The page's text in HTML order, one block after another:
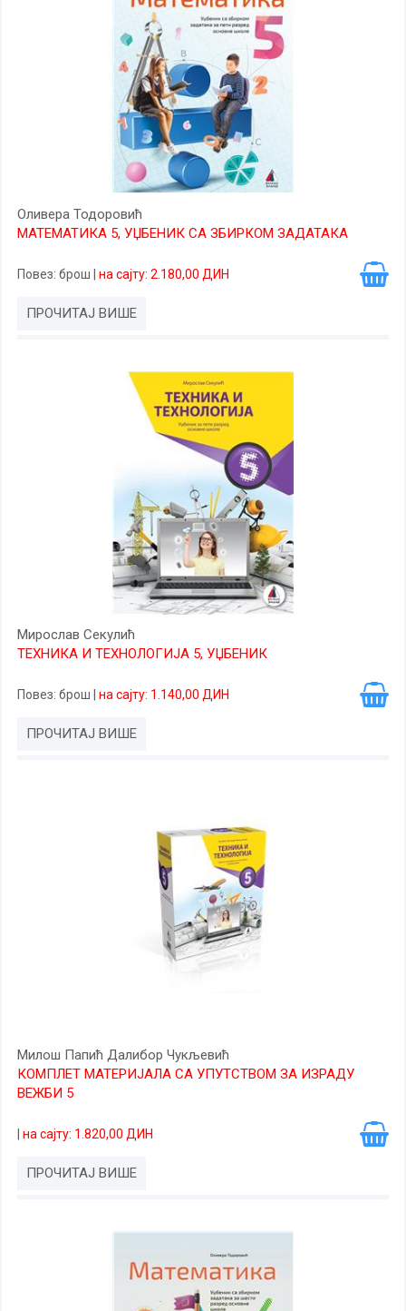
Оливера Тодоровић
МАТЕМАТИКА 5, УЏБЕНИК СА ЗБИРКОМ ЗАДАТАКА
Повез: брош на сајту: 2.180,00 ДИН
ПРОЧИТАЈ ВИШЕ
Мирослав Секулић
ТЕХНИКА И ТЕХНОЛОГИЈА 5, УЏБЕНИК
Повез: брош на сајту: 1.140,00 ДИН
ПРОЧИТАЈ ВИШЕ
Милош Папић Далибор Чукљевић
КОМПЛЕТ МАТЕРИЈАЛА СА УПУТСТВОМ ЗА ИЗРАДУ
ВЕЖБИ 5
на сајту: 1.820,00 ДИН
ПРОЧИТАЈ ВИШЕ